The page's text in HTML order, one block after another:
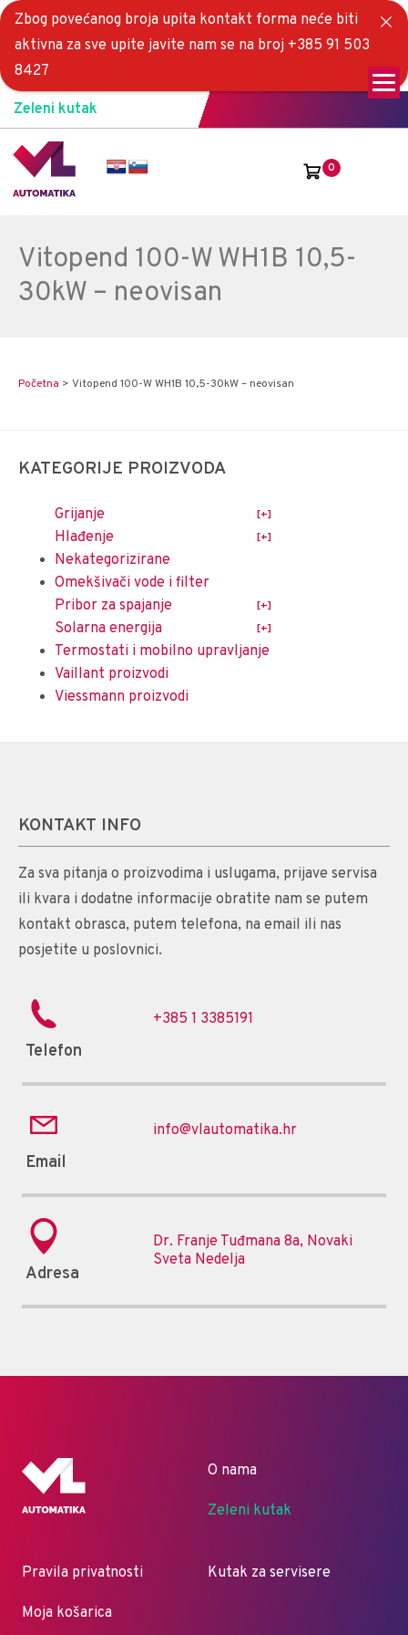
Zeleni kutak
0
Vitopend 100-W WH1B 10,5-
30kW – neovisan
Početna > Vitopend 100-W WH1B 10,5-30kW – neovisan
KATEGORIJE PROIZVODA
Grijanje
Hlađenje
Nekategorizirane
Omekšivači vode i filter
Pribor za spajanje
Solarna energija
Termostati i mobilno upravljanje
Vaillant proizvodi
Viessmann proizvodi
KONTAKT INFO
Za sva pitanja o proizvodima i uslugama, prijave servisa
ili kvara i dodatne informacije obratite nam se putem
kontakt obrasca, putem telefona, na email ili nas
posjetite u poslovnici.
Telefon
+385 1 3385191
Email
info@vlautomatika.hr
Adresa
Dr. Franje Tuđmana 8a, Novaki
Sveta Nedelja
O nama
Zeleni kutak
Pravila privatnosti
Moja košarica
Kutak za servisere
Zbog povećanog broja upita kontakt forma neće biti
aktivna za sve upite javite nam se na broj +385 91 503
8427